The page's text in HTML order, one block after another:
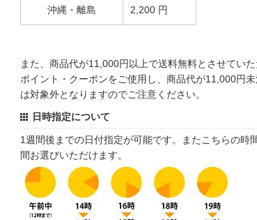
沖縄・離島 2,200 円
また、商品代が11,000円以上で送料無料とさせていた
ポイント・クーポンをご使用し、商品代が11,000円
は対象外となりますのでご注意ください。
日時指定について
1週間後までの日付指定が可能です。またこちらの時
間お選びいただけます。